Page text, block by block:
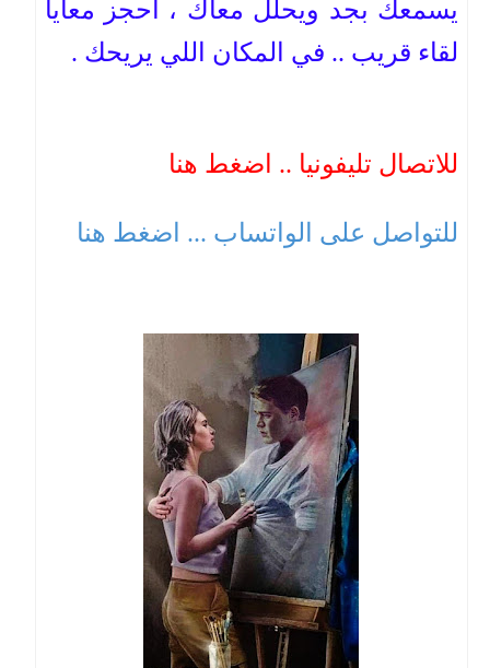
يسمعك بجد ويحلل معاك ، احجز معايا
لقاء قريب .. في المكان اللي يريحك .
للاتصال تليفونيا .. اضغط هنا
للتواصل على الواتساب ... اضغط هنا